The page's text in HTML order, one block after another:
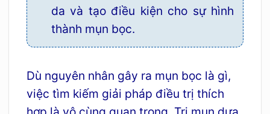
da và tạo điều kiện cho sự hình
thành mụn bọc.
Dù nguyên nhân gây ra mụn bọc là gì,
việc tìm kiếm giải pháp điều trị thích